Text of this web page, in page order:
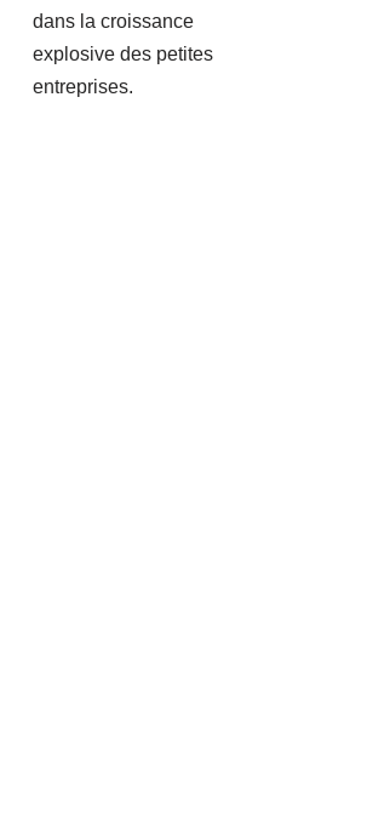
dans la croissance
explosive des petites
entreprises.